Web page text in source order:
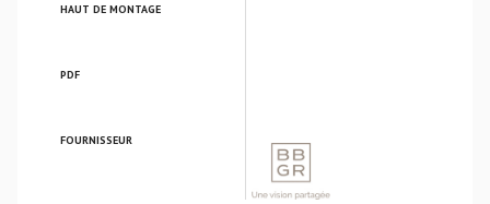
HAUT DE MONTAGE
PDF
FOURNISSEUR